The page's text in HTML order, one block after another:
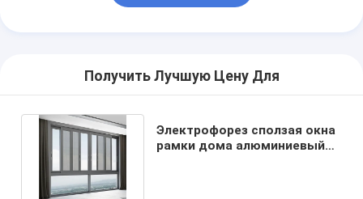
Получить Лучшую Цену Для
Электрофорез сползая окна
рамки дома алюминиевый